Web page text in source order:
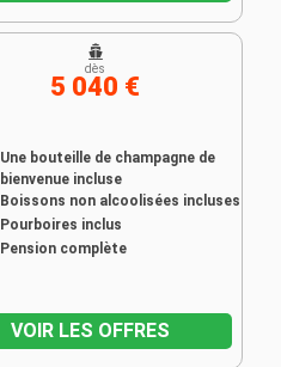
Une bouteille de champagne de
bienvenue incluse
Boissons non alcoolisées incluses
Pourboires inclus
Pension complète
dès
5 040 €
VOIR LES OFFRES